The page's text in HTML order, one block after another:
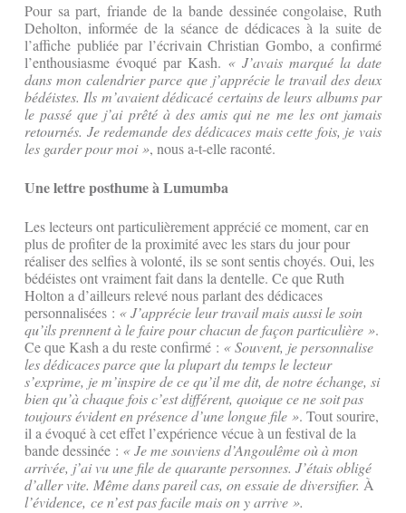
Pour sa part, friande de la bande dessinée congolaise, Ruth
Deholton, informée de la séance de dédicaces à la suite de
l’affiche publiée par l’écrivain Christian Gombo, a confirmé
l’enthousiasme évoqué par Kash. « J’avais marqué la date
dans mon calendrier parce que j’apprécie le travail des deux
bédéistes. Ils m’avaient dédicacé certains de leurs albums par
le passé que j’ai prêté à des amis qui ne me les ont jamais
retournés. Je redemande des dédicaces mais cette fois, je vais
les garder pour moi », nous a-t-elle raconté.
Une lettre posthume à Lumumba
Les lecteurs ont particulièrement apprécié ce moment, car en
plus de profiter de la proximité avec les stars du jour pour
réaliser des selfies à volonté, ils se sont sentis choyés. Oui, les
bédéistes ont vraiment fait dans la dentelle. Ce que Ruth
Holton a d’ailleurs relevé nous parlant des dédicaces
personnalisées : « J’apprécie leur travail mais aussi le soin
qu’ils prennent à le faire pour chacun de façon particulière ».
Ce que Kash a du reste confirmé : « Souvent, je personnalise
les dédicaces parce que la plupart du temps le lecteur
s’exprime, je m’inspire de ce qu’il me dit, de notre échange, si
bien qu’à chaque fois c’est différent, quoique ce ne soit pas
toujours évident en présence d’une longue file ». Tout sourire,
il a évoqué à cet effet l’expérience vécue à un festival de la
bande dessinée : « Je me souviens d’Angoulême où à mon
arrivée, j’ai vu une file de quarante personnes. J’étais obligé
d’aller vite. Même dans pareil cas, on essaie de diversifier. À
l’évidence, ce n’est pas facile mais on y arrive ».